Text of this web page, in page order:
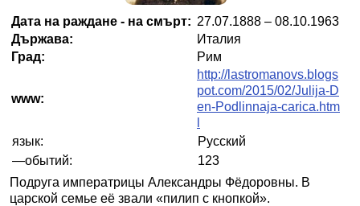
Дата на раждане - на смърт: 27.07.1888 – 08.10.1963
Държава:
Италия
Град:
Рим
www:
http://lastromanovs.blogs
pot.com/2015/02/Julija-D
en-Podlinnaja-carica.htm
язык:
Русский
—обытий:
123
Подруга императрицы Александры Фёдоровны. В
царской семье её звали «пилип с кнопкой».